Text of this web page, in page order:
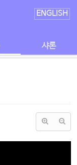
ENGLISH
샤론